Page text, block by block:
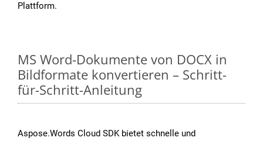
Plattform.
MS Word-Dokumente von DOCX in
Bildformate konvertieren – Schritt-
für-Schritt-Anleitung
Aspose.Words Cloud SDK bietet schnelle und